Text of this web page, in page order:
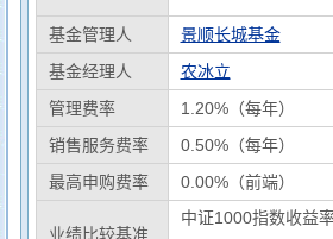
基金管理人
景顺长城基金
基金经理人
农冰立
管理费率
1.20%（每年）
销售服务费率
0.50%（每年）
最高申购费率
0.00%（前端）
业绩比较基准
中证1000指数收益